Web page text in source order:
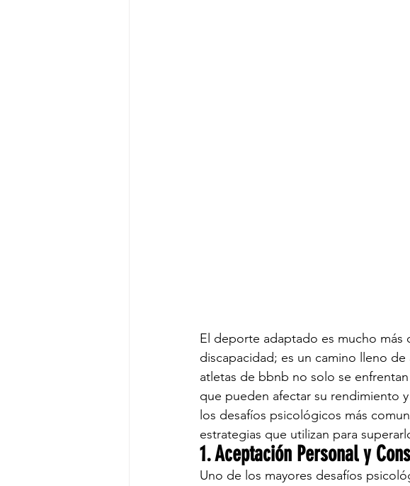
El deporte adaptado es mucho más
discapacidad; es un camino lleno
atletas de bbnb no solo se
que pueden afectar su rendimiento
los desafíos psicológicos más
estrategias que utilizan para
1. Aceptación Personal y
Uno de los mayores desafíos